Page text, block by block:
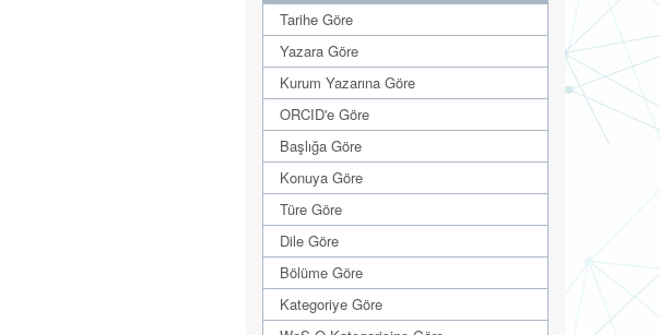
Tarihe Göre
Yazara Göre
Kurum Yazarına Göre
ORCID'e Göre
Başlığa Göre
Konuya Göre
Türe Göre
Dile Göre
Bölüme Göre
Kategoriye Göre